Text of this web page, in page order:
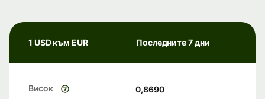
1 USD към EUR Последните 7 дни
Висок 0,8690